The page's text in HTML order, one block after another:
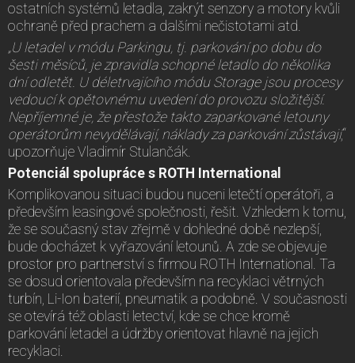
ostatních systémů letadla, zakrýt senzory a motory kvůli
ochraně před prachem a dalšími nečistotami atd.
„U letadel v módu Parkingu, tj. parkování po dobu do
šesti měsíců, je zpravidla schopné letadlo do několika
dní odletět. U déletrvajícího módu Storage jsou procesy
vedoucí k opětovnému uvedení do provozu složitější.
Nepříjemné je, že přestože takto zaparkované letouny
operátorům nevydělávají, náklady za parkování zůstávají,“
upozorňuje Vladimír Stulančák.
Potenciál spolupráce s ROTH International
Komplikovanou situaci budou nuceni letečtí operátoři, a
především leasingové společnosti, řešit. Vzhledem k tomu,
že se současný stav zřejmě v dohledné době nezlepší,
bude docházet k vyřazování letounů. A zde se objevuje
prostor pro partnerství s firmou ROTH International. Ta
se dosud orientovala především na recyklaci větrných
turbín, Li-Ion baterií, pneumatik a podobně. V současnosti
se otevírá též oblasti letectví, kde se chce kromě
parkování letadel a údržby orientovat hlavně na jejich
recyklaci.